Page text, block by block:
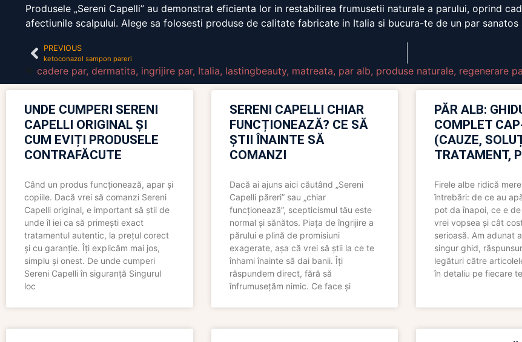
Produsele „Sereni Capelli” au demonstrat eficienta lor in restabilirea frumusetii naturale a parului, oprind
afectiunile scalpului. Alege sa folosesti produse de calitate fabricate in Italia si bucura-te de un par sanatos
PREVIOUS
ketoconazol sampon pareri
cadere par, dermatita, ingrijire par, Italia, lastingbeauty, matreata, par alb, produse naturale, regenerare
UNDE CUMPERI SERENI
CAPELLI ORIGINAL ȘI
CUM EVIȚI PRODUSELE
CONTRAFĂCUTE
Când un produs funcționează, apar și
copiile. Dacă vrei să comanzi Sereni
Capelli original, e important să știi de
unde îl iei ca să primești exact
tratamentul autentic, la prețul corect
și cu garanție. Îți explicăm mai jos,
simplu și onest. De unde cumperi
Sereni Capelli în siguranță Singurul
loc
SERENI CAPELLI CHIAR
FUNCȚIONEAZĂ? CE SĂ
ȘTII ÎNAINTE SĂ
COMANZI
Dacă ai ajuns aici căutând „Sereni
Capelli păreri” sau „chiar
funcționează”, scepticismul tău este
normal și sănătos. Piața de îngrijire a
părului e plină de promisiuni
exagerate, așa că vrei să știi la ce te
înhami înainte să dai banii. Îți
răspundem direct, fără să
înfrumusețăm nimic. Ce face și
PĂR ALB:
COMPLET
(CAUZE,
TRATAMENT,
Firele albe ridică
întrebări: de ce au
pot da înapoi, ce e
vrei vopsea și cât
serioasă. Am adunat
singur ghid,
legături către
în detaliu pe fiecare